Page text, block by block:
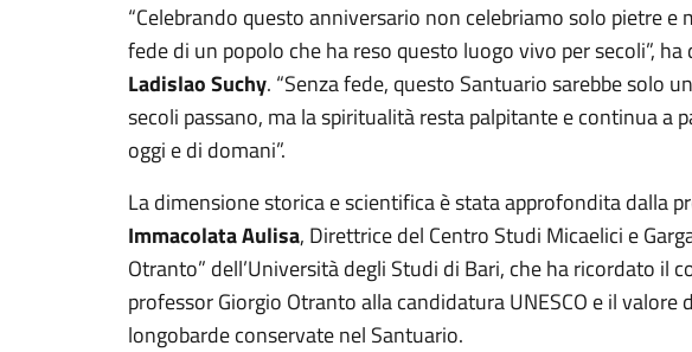
“Celebrando questo anniversario non celebriamo solo pietre e
fede di un popolo che ha reso questo luogo vivo per secoli”, ha
Ladislao Suchy. “Senza fede, questo Santuario sarebbe solo
secoli passano, ma la spiritualità resta palpitante e continua a
oggi e di domani”.
La dimensione storica e scientifica è stata approfondita dalla
Immacolata Aulisa, Direttrice del Centro Studi Micaelici e
Otranto” dell’Università degli Studi di Bari, che ha ricordato il
professor Giorgio Otranto alla candidatura UNESCO e il valore
longobarde conservate nel Santuario.